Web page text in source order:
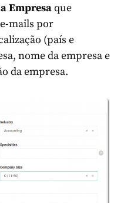
Empresaque
mails por
(país e
nome da empresa e
da empresa.